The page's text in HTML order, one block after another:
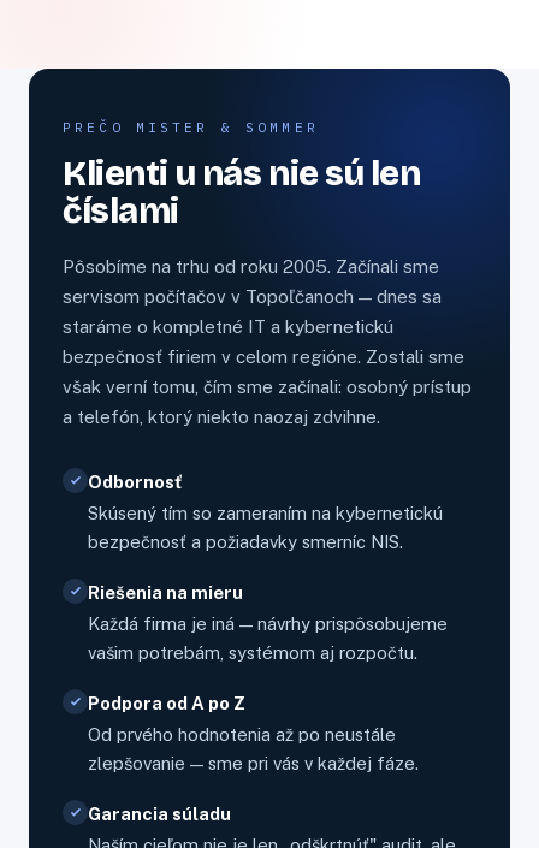
PREČO MISTER & SOMMER
Klienti u nás nie sú len
číslami
Pôsobíme na trhu od roku 2005. Začínali sme
servisom počítačov v Topoľčanoch — dnes sa
staráme o kompletné IT a kybernetickú
bezpečnosť firiem v celom regióne. Zostali sme
však verní tomu, čím sme začínali: osobný prístup
a telefón, ktorý niekto naozaj zdvihne.
Odbornosť
Skúsený tím so zameraním na kybernetickú
bezpečnosť a požiadavky smerníc NIS.
Riešenia na mieru
Každá firma je iná — návrhy prispôsobujeme
vašim potrebám, systémom aj rozpočtu.
Podpora od A po Z
Od prvého hodnotenia až po neustále
zlepšovanie — sme pri vás v každej fáze.
Garancia súladu